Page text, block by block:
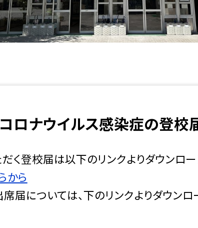
ロナウイルス感染症の登校
登校届は以下のリンクよりダウンロー
から
については、下のリンクよりダウンロ